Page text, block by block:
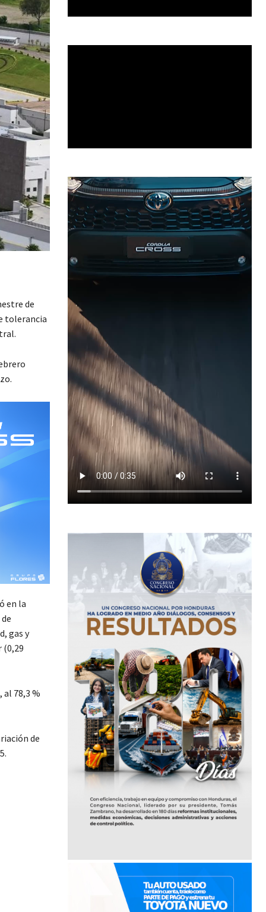
de
tolerancia
en la
gas y
78,3 %
de